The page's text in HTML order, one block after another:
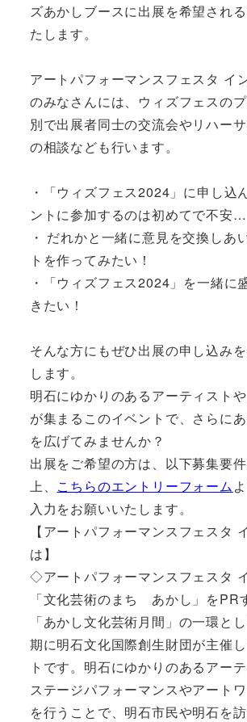
ズあかしブースに出展を希望され
たします。
アートパフォーマンスフェスタ イ
のみなさんには、ウィズフェスの
別で出展者同士の交流会やリハー
の相談なども行います。
・「ウィズフェス2024」に申し込
ントに参加するのは初めてで不安…
・ だれかと一緒に意見を交換しあ
トを作ってみたい！
・「ウィズフェス2024」を一緒に
きたい！
そんな方にもぜひ出展の申し込み
します。
明石にゆかりのあるアーティスト
が集まるこのイベントで、さらに
を広げてみませんか？
出展をご希望の方は、以下募集要
上、 こちらのエントリーフォーム
入力をお願いいたします。
【アートパフォーマンスフェスタ
は】
◇アートパフォーマンスフェスタ
「文化芸術のまち あかし」をPR
「あかし文化芸術月間」の一環と
期に明石文化国際創生財団が主催
トです。明石にゆかりのあるアー
ステージパフォーマンスやアート
を行うことで、明石市民や明石を